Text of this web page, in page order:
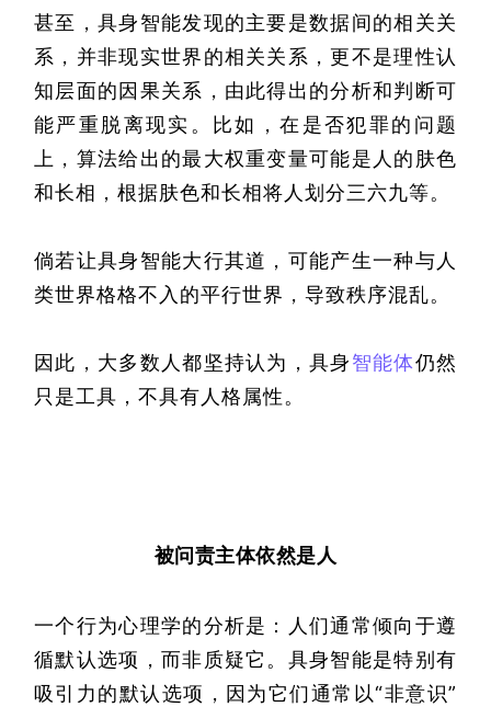
甚至，具身智能发现的主要是数据间的相关关
系，并非现实世界的相关关系，更不是理性认
知层面的因果关系，由此得出的分析和判断可
能严重脱离现实。比如，在是否犯罪的问题
上，算法给出的最大权重变量可能是人的肤色
和长相，根据肤色和长相将人划分三六九等。
倘若让具身智能大行其道，可能产生一种与人
类世界格格不入的平行世界，导致秩序混乱。
因此，大多数人都坚持认为，具身智能体仍然
只是工具，不具有人格属性。
被问责主体依然是人
一个行为心理学的分析是：人们通常倾向于遵
循默认选项，而非质疑它。具身智能是特别有
吸引力的默认选项，因为它们通常以“非意识”